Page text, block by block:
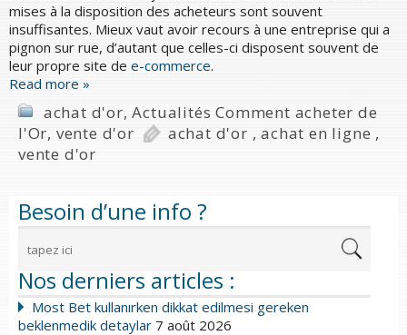
mises à la disposition des acheteurs sont souvent
insuffisantes. Mieux vaut avoir recours à une entreprise qui a
pignon sur rue, d’autant que celles-ci disposent souvent de
leur propre site de e-commerce.
Read more »
achat d'or,Actualités Comment acheter de
l'Or, vente d'or achat d'or ,achat en ligne ,
vente d'or
Besoin d’une info ?
Nos derniers articles :
Most Bet kullanırken dikkat edilmesi gereken
beklenmedik detaylar 7 août 2026